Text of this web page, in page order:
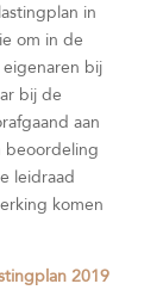
in
om in de
bij
bij de
aan
beoordeling
leidraad
komen
2019